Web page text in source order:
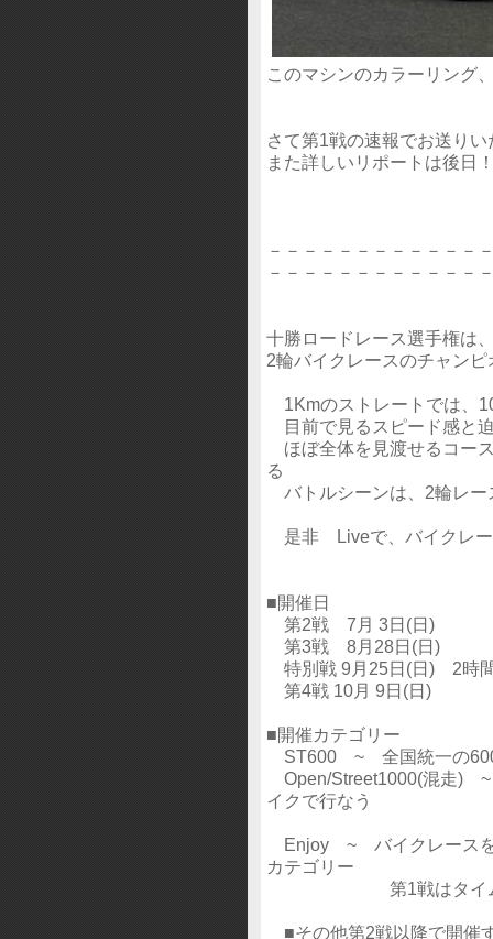
このマシンのカラーリング
さて第1戦の速報でお送り
また詳しいリポートは後日
－－－－－－－－－－－－
－－－－－－－－－－－－
十勝ロードレース選手権は
2輪バイクレースのチャン
1Kmのストレートでは、
目前で見るスピード感と
ほぼ全体を見渡せるコー
る
バトルシーンは、2輪レー
是非 Liveで、バイクレー
■開催日
第2戦 7月 3日(日)
第3戦 8月28日(日)
特別戦 9月25日(日) 2時
第4戦 10月 9日(日)
■開催カテゴリー
ST600 ~ 全国統一の
Open/Street1000(混走) ~
イクで行なう
Enjoy ~ バイクレースを
カテゴリー
第1戦はタイム計
■その他第2戦以降で開催